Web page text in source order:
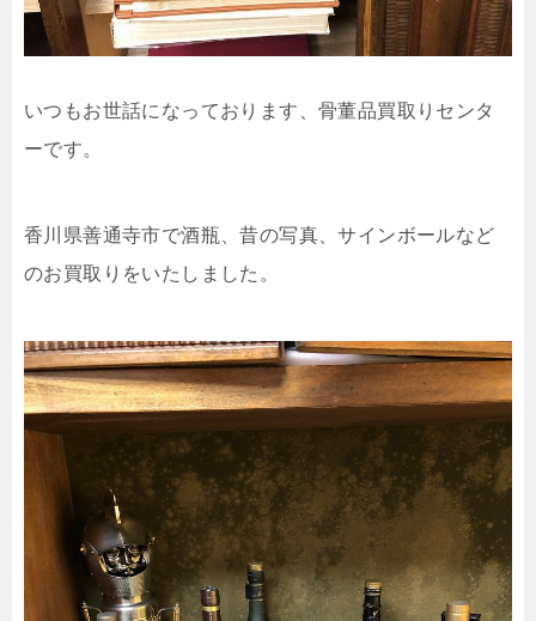
いつもお世話になっております、骨董品買取りセンタ
ーです。
香川県善通寺市で酒瓶、昔の写真、サインボールなど
のお買取りをいたしました。